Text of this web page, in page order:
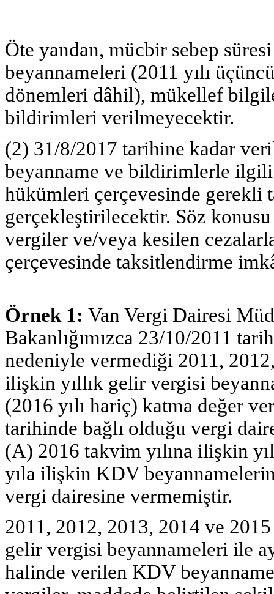
Öte yandan, mücbir sebep
beyannameleri (2011 yılı
dönemleri dâhil), mükellef
bildirimleri verilmeyecektir.
(2) 31/8/2017 tarihine kadar
beyanname ve bildirimlerle ilgili
hükümleri çerçevesinde gerekli
gerçekleştirilecektir. Söz
vergiler ve/veya kesilen
çerçevesinde taksitlendirme
Örnek 1: Van Vergi Dairesi
Bakanlığımızca 23/10/2011
nedeniyle vermediği 2011,
ilişkin yıllık gelir vergisi
(2016 yılı hariç) katma değer
tarihinde bağlı olduğu vergi
(A) 2016 takvim yılına ilişkin
yıla ilişkin KDV
vergi dairesine vermemiştir.
2011, 2012, 2013, 2014 ve
gelir vergisi beyannameleri ile
halinde verilen KDV